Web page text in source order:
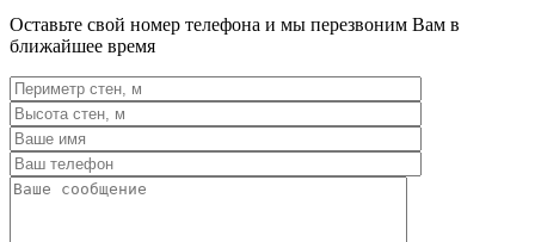
Оставьте свой номер телефона и мы перезвоним Вам в
ближайшее время